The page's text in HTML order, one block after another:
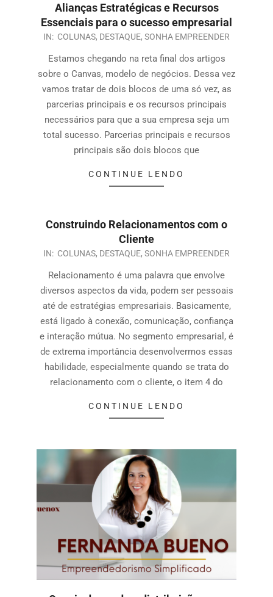
Alianças Estratégicas e Recursos
Essenciais para o sucesso empresarial
IN: COLUNAS, DESTAQUE, SONHA EMPREENDER
Estamos chegando na reta final dos artigos
sobre o Canvas, modelo de negócios. Dessa vez
vamos tratar de dois blocos de uma só vez, as
parcerias principais e os recursos principais
necessários para que a sua empresa seja um
total sucesso. Parcerias principais e recursos
principais são dois blocos que
CONTINUE LENDO
Construindo Relacionamentos com o
Cliente
IN: COLUNAS, DESTAQUE, SONHA EMPREENDER
Relacionamento é uma palavra que envolve
diversos aspectos da vida, podem ser pessoais
até de estratégias empresariais. Basicamente,
está ligado à conexão, comunicação, confiança
e interação mútua. No segmento empresarial, é
de extrema importância desenvolvermos essas
habilidade, especialmente quando se trata do
relacionamento com o cliente, o item 4 do
CONTINUE LENDO